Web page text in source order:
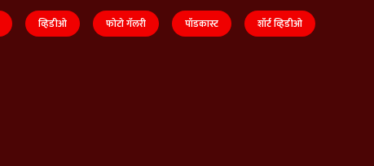
व्हिडीओ फोटो गॅलरी पॉडकास्ट शॉर्ट व्हिडीओ